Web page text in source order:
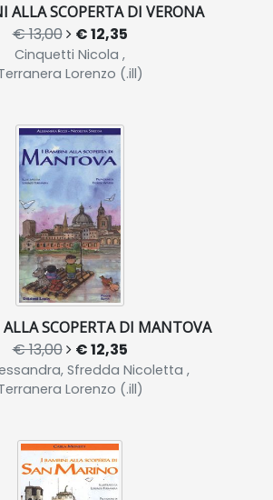
ALLA SCOPERTA DI VERONA
€ 13,00 € 12,35
Cinquetti Nicola ,
Lorenzo (.ill)
SCOPERTA DI MANTOVA
€ 13,00 € 12,35
Sfredda Nicoletta ,
Lorenzo (.ill)